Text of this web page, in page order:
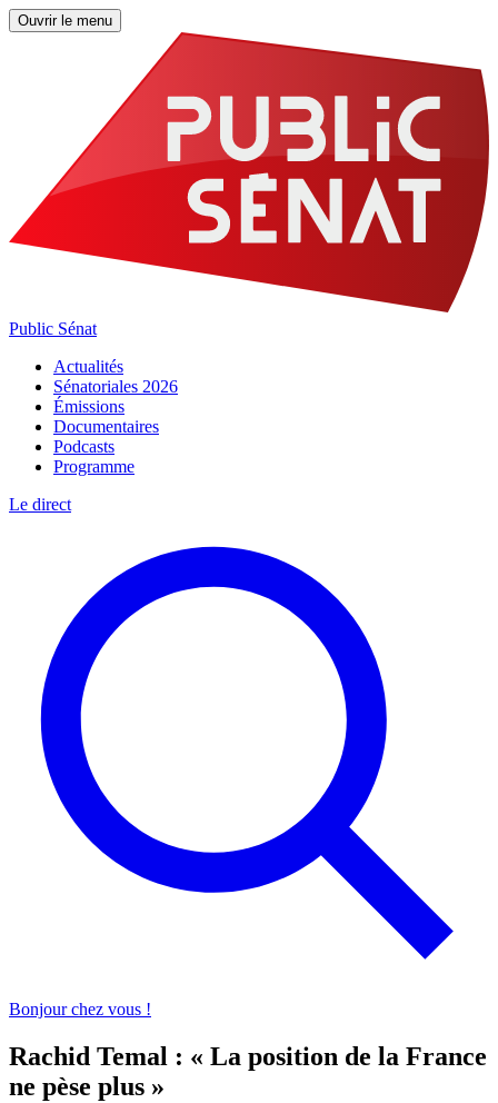
Ouvrir le menu
Public Sénat
Actualités
Sénatoriales 2026
Émissions
Documentaires
Podcasts
Programme
Le direct
Bonjour chez vous !
Rachid Temal : « La position de la France
ne pèse plus »